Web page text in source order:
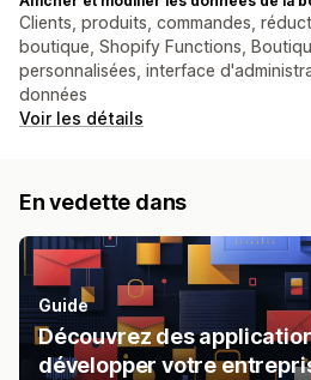
Clients, produits, commandes,
boutique, Shopify Functions,
personnalisées, interface
données
Voir les détails
En vedette dans
Guide
Découvrez des
développer votre